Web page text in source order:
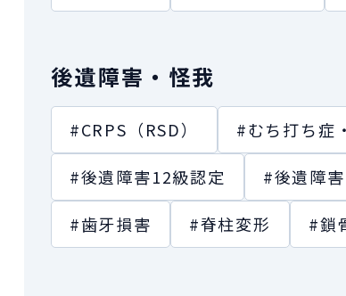
後遺障害・怪我
#CRPS（RSD） #むち打ち症
#後遺障害12級認定 #後遺障
#歯牙損害 #脊柱変形 #鎖